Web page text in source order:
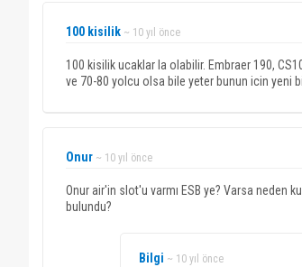
100 kisilik ~ 10 yıl önce
100 kisilik ucaklar la olabilir. Embraer 190,
ve 70-80 yolcu olsa bile yeter bunun icin yeni
Onur ~ 10 yıl önce
Onur air'in slot'u varmı ESB ye? Varsa neden
bulundu?
Bilgi ~ 10 yıl önce